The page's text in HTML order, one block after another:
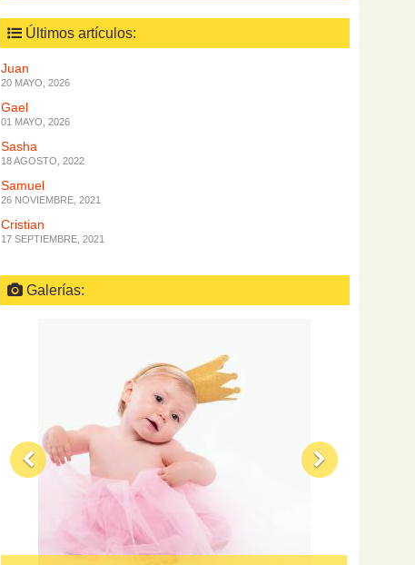
Últimos artículos:
Juan
20 MAYO, 2026
Gael
01 MAYO, 2026
Sasha
18 AGOSTO, 2022
Samuel
26 NOVIEMBRE, 2021
Cristian
17 SEPTIEMBRE, 2021
Galerías: